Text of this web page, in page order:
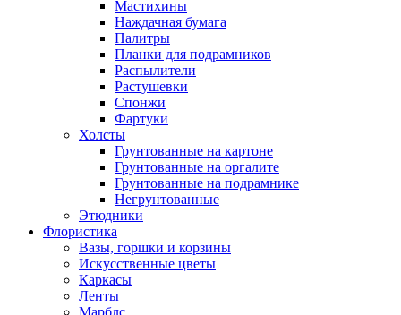
Мастихины
Наждачная бумага
Палитры
Планки для подрамников
Распылители
Растушевки
Спонжи
Фартуки
Холсты
Грунтованные на картоне
Грунтованные на оргалите
Грунтованные на подрамнике
Негрунтованные
Этюдники
Флористика
Вазы, горшки и корзины
Искусственные цветы
Каркасы
Ленты
Марблс